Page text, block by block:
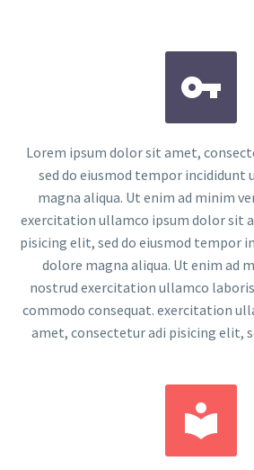


Lorem ipsum dolor sit amet,
sed do eiusmod tempor incididunt
magna aliqua. Ut enim ad minim
exercitation ullamco ipsum dolor sit
pisicing elit, sed do eiusmod tempor
dolore magna aliqua. Ut enim ad
nostrud exercitation ullamco
commodo consequat. exercitation
amet, consectetur adi pisicing elit,

